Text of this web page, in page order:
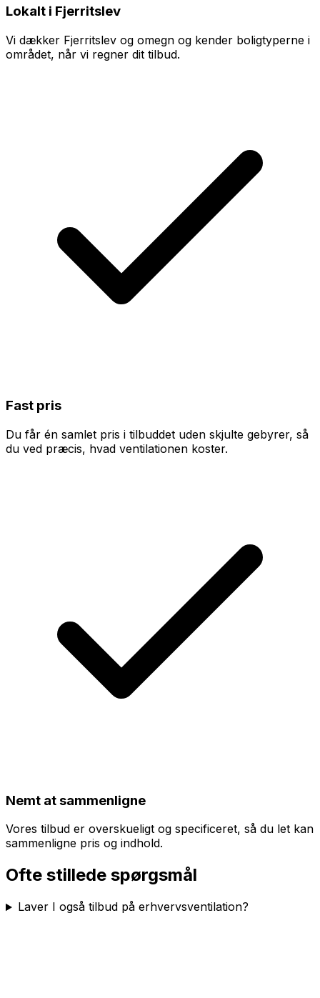
Lokalt i Fjerritslev
Vi dækker Fjerritslev og omegn og kender boligtyperne i
området, når vi regner dit tilbud.
Fast pris
Du får én samlet pris i tilbuddet uden skjulte gebyrer, så
du ved præcis, hvad ventilationen koster.
Nemt at sammenligne
Vores tilbud er overskueligt og specificeret, så du let kan
sammenligne pris og indhold.
Ofte stillede spørgsmål
Laver I også tilbud på erhvervsventilation?